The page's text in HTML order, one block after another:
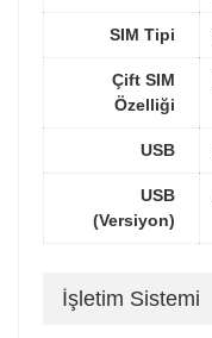
SIM Tipi
Çift SIM
Özelliği
USB
USB
(Versiyon)
İşletim Sistemi